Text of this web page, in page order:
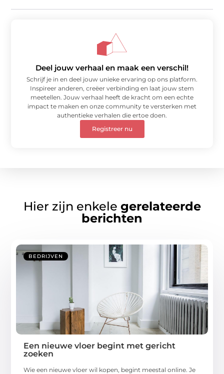
Deel jouw verhaal en maak een verschil!
Schrijf je in en deel jouw unieke ervaring op ons platform.
Inspireer anderen, creëer verbinding en laat jouw stem
meetellen. Jouw verhaal heeft de kracht om een echte
impact te maken en onze community te versterken met
authentieke verhalen die ertoe doen.
Registreer nu
Hier zijn enkele gerelateerde
berichten
BEDRIJVEN
Een nieuwe vloer begint met gericht
zoeken
Wie een nieuwe vloer wil kopen, begint meestal online. Je